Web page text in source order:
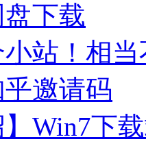
下载
站！相
乎邀请码
】Win7下